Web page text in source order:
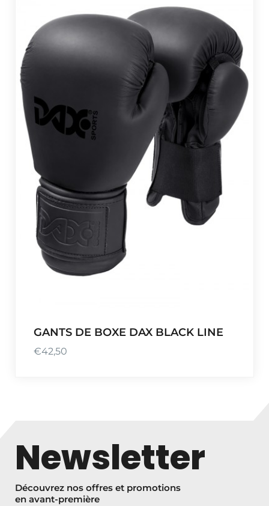
p
r
€
3
0
0
à
€
4
GANTS DE BOXE DAX BLACK LINE
€42,50
Newsletter
Découvrez nos offres et promotions
en avant-première